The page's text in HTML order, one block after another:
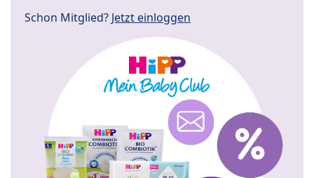
Schon Mitglied? Jetzt einloggen